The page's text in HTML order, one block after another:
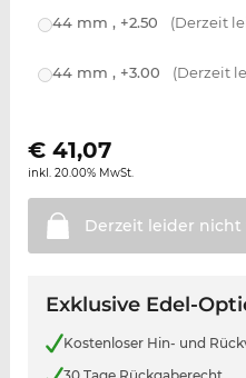
44 mm , +2.50 (Derzeit
44 mm , +3.00 (Derzeit
€ 41,07
inkl. 20.00% MwSt.
Derzeit leider nicht
Exklusive Edel-
Kostenloser Hin- und